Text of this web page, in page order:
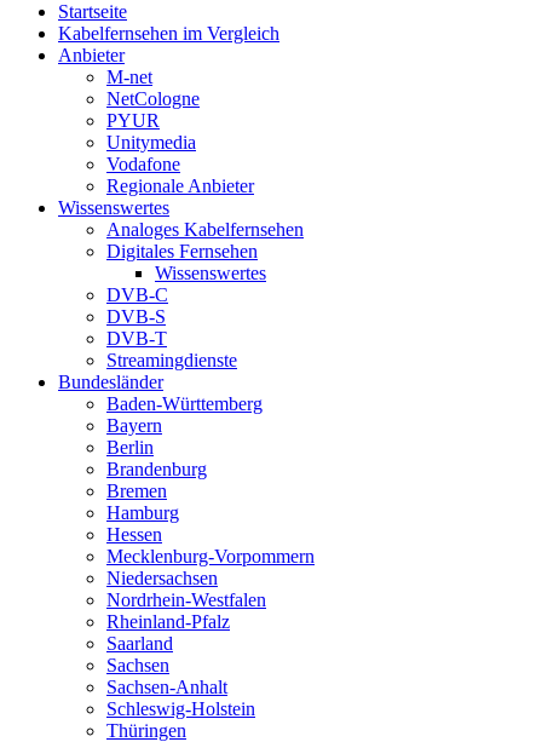
Startseite
Kabelfernsehen im Vergleich
Anbieter
M-net
NetCologne
PYUR
Unitymedia
Vodafone
Regionale Anbieter
Wissenswertes
Analoges Kabelfernsehen
Digitales Fernsehen
Wissenswertes
DVB-C
DVB-S
DVB-T
Streamingdienste
Bundesländer
Baden-Württemberg
Bayern
Berlin
Brandenburg
Bremen
Hamburg
Hessen
Mecklenburg-Vorpommern
Niedersachsen
Nordrhein-Westfalen
Rheinland-Pfalz
Saarland
Sachsen
Sachsen-Anhalt
Schleswig-Holstein
Thüringen